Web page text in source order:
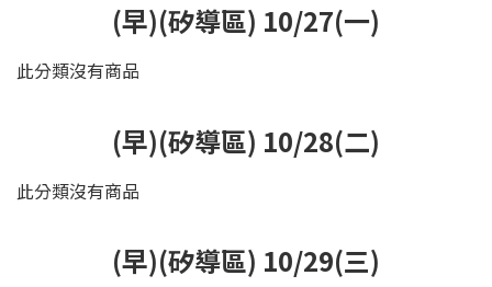
(早)(矽導區) 10/27(一)
此分類沒有商品
(早)(矽導區) 10/28(二)
此分類沒有商品
(早)(矽導區) 10/29(三)